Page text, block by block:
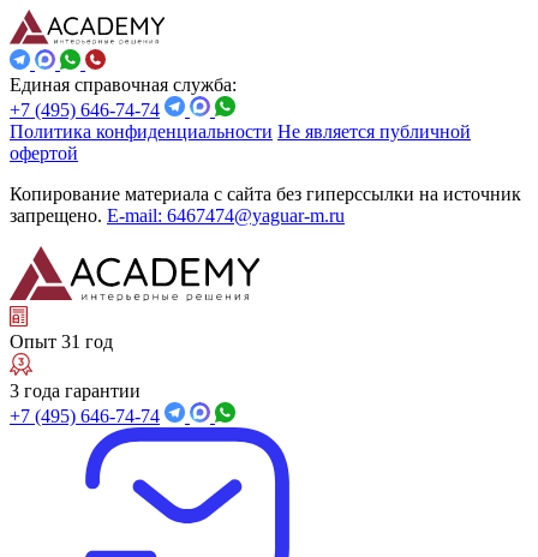
Единая справочная служба:
+7 (495) 646-74-74
Политика конфиденциальности Не является публичной
офертой
Копирование материала с сайта без гиперссылки на источник
запрещено. E-mail: 6467474@yaguar-m.ru
Опыт 31 год
3 года гарантии
+7 (495) 646-74-74